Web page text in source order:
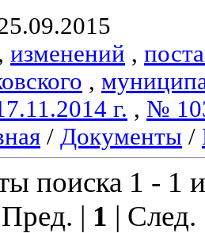
изменений ,
,
г. , №
/ Документы /
поиска 1 - 1
| 1 |